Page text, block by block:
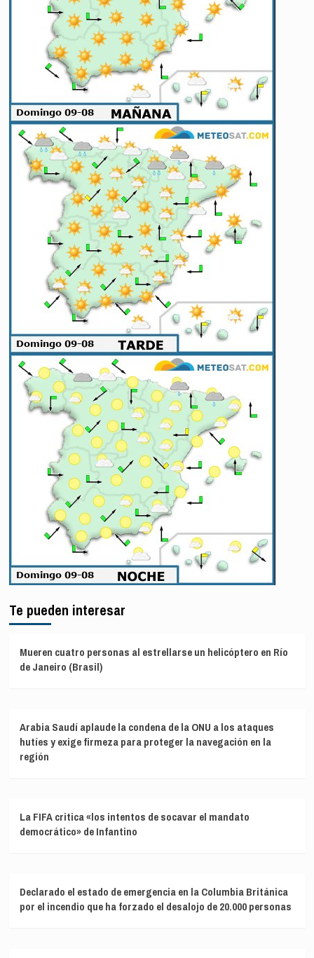
Te pueden interesar
Mueren cuatro personas al estrellarse un helicóptero en Río
de Janeiro (Brasil)
Arabia Saudí aplaude la condena de la ONU a los ataques
hutíes y exige firmeza para proteger la navegación en la
región
La FIFA critica «los intentos de socavar el mandato
democrático» de Infantino
Declarado el estado de emergencia en la Columbia Británica
por el incendio que ha forzado el desalojo de 20.000 personas